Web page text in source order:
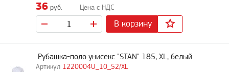
36 руб.
В корзину
1220004U_10_52/XL
Рубашка-поло унисекс "STAN" 185, XL, белый